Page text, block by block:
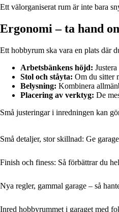
Ett välorganiserat rum är inte bara
Ergonomi – ta hand
Ett hobbyrum ska vara en plats där
Arbetsbänkens höjd:
Stol och ståyta: Om du sitter
Belysning: Kombinera
Placering av verktyg: De
Små justeringar i inredningen kan
Små detaljer, stor skillnad: Ge
Finish och finess: Så förbättrar du
Nya regler, gammal garage – så
Inred hobbyrummet i garaget med